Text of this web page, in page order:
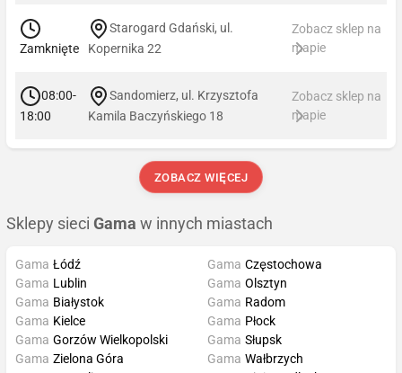
Zamknięte
Starogard Gdański, ul.
Kopernika 22
Zobacz sklep na
mapie
08:00-
18:00
Sandomierz, ul. Krzysztofa
Kamila Baczyńskiego 18
Zobacz sklep na
mapie
ZOBACZ WIĘCEJ
Sklepy sieci Gama w innych miastach
Gama Łódź
Gama Lublin
Gama Białystok
Gama Kielce
Gama Częstochowa
Gama Olsztyn
Gama Radom
Gama Płock
Gama Gorzów Wielkopolski
Gama Zielona Góra
Gama Słupsk
Gama Wałbrzych